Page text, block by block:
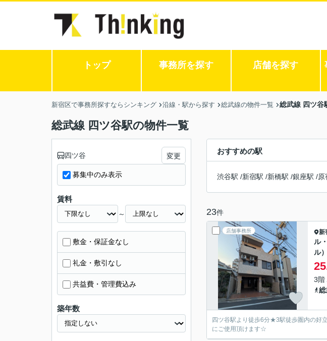
トップ 事務所を探す 店舗を探す
新宿区で事務所探すならシンキング 沿線・駅から探す 総武線の物件一覧 総武線 四ツ谷
総武線 四ツ谷駅の物件一覧
おすすめの駅
渋谷駅 /新宿駅 /新橋駅 /銀座駅 /原
23件
店舗事務所 新
ル
ル
3階
四ツ谷駅より徒歩6分★3駅徒歩圏内の好
にご使用頂けます☆
四ツ谷 変更
募集中のみ表示
賃料
～
敷金・保証金なし
礼金・敷引なし
共益費・管理費込み
築年数